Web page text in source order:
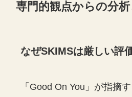
専門的観点からの分
なぜSKIMSは厳しい評
「Good On You」が指摘